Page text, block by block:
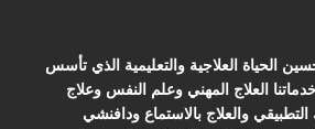
الحياة العلاجية والتعليمية الذي تأسس
وتشمل خدماتنا العلاج المهني وعلم النفس وعلاج
والعلاج بالاستماع ودافنشي